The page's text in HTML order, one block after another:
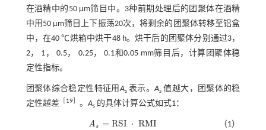
在酒精中的50 μm筛目中。3种前期处理后的团聚体在酒精
中用50 μm筛目上下振荡20次，将剩余的团聚体转移至铝盒
中，在40 ℃烘箱中烘干48 h。烘干后的团聚体分别通过3，
2， 1， 0.5， 0.25， 0.1和0.05 mm筛目后，计算团聚体稳
定性指标。
团聚体综合稳定性特征用As表示。As 值越大，团聚体的稳
定性越差［19］ 。As的具体计算公式如式1：
As = RSI ⋅ RMI
As= RS · RM （1）